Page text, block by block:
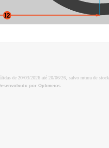
de 20/03/2026 até 20/06/26, salvo rutura de stock.
por Optimeios